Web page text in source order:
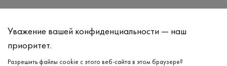
УХОД
Стирка в холодной воде (до 30 °C)
Уважение вашей конфиденциальности — наш
приоритет.
Разрешить файлы cookie с этого веб-сайта в этом браузере?